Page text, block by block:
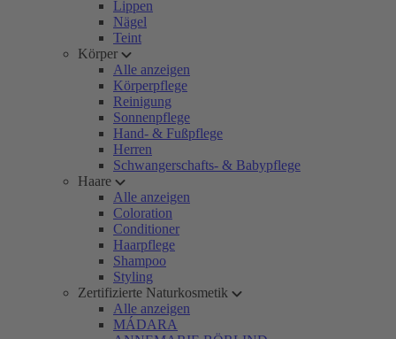
Lippen
Nägel
Teint
Körper
Alle anzeigen
Körperpflege
Reinigung
Sonnenpflege
Hand- & Fußpflege
Herren
Schwangerschafts- & Babypflege
Haare
Alle anzeigen
Coloration
Conditioner
Haarpflege
Shampoo
Styling
Zertifizierte Naturkosmetik
Alle anzeigen
MÁDARA